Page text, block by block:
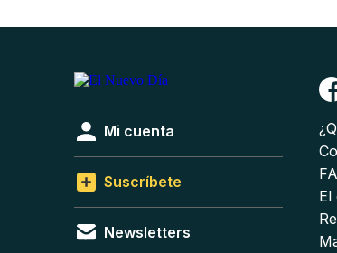
Mi cuenta
Suscríbete
Newsletters
El